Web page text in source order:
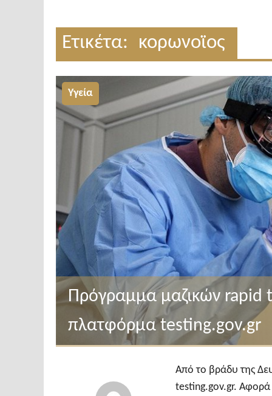
Ετικέτα: κορωνοϊος
Υγεία
Πρόγραμμα μαζικών rapid
πλατφόρμα testing.gov.gr
Από το βράδυ της
testing.gov.gr. Αφορά